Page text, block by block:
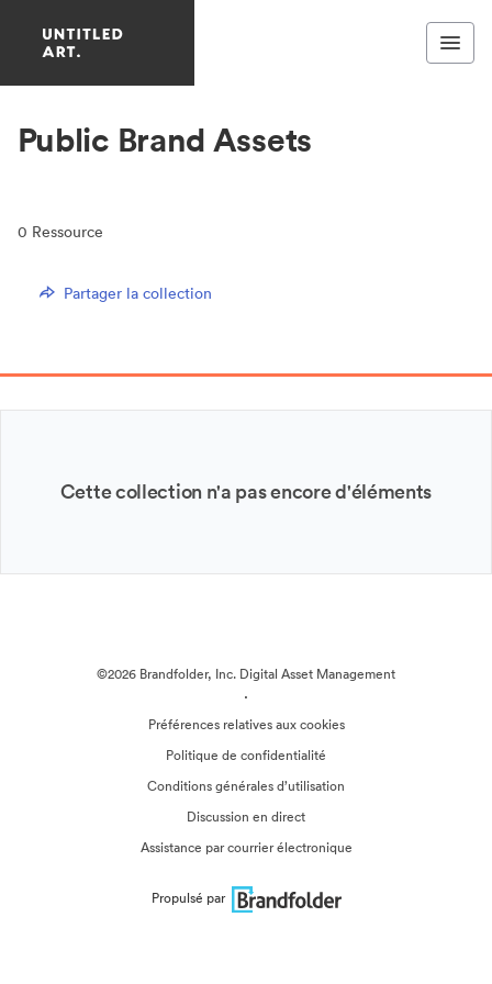
Public Brand Assets
0 Ressource
Partager la collection
Cette collection n'a pas encore d'éléments
©2026 Brandfolder, Inc. Digital Asset Management
·
Préférences relatives aux cookies
Politique de confidentialité
Conditions générales d’utilisation
Discussion en direct
Assistance par courrier électronique
Propulsé par